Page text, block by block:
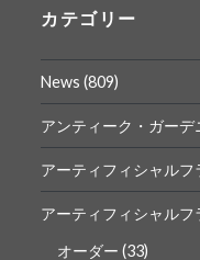
ロ
フ
ー
ル
で
表
示
ロ
フ
ー
ル
で
表
示
カテゴリー
News (809)
アンティーク・ガーデ
アーティフィシャルフ
アーティフィシャルフ
オーダー (33)